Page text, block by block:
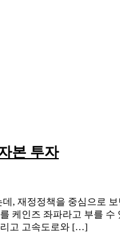
본 투자
, 재정정책을 중심으로
케인즈 좌파라고 부를
리고 고속도로와 […]